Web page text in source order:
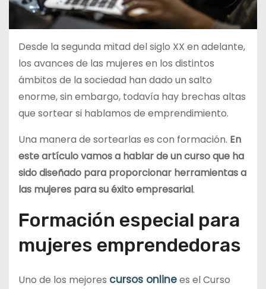
Desde la segunda mitad del siglo XX en adelante,
los avances de las mujeres en los distintos
ámbitos de la sociedad han dado un salto
enorme, sin embargo, todavía hay brechas altas
que sortear si hablamos de emprendimiento.
Una manera de sortearlas es con formación. En
este artículo vamos a hablar de un curso que ha
sido diseñado para proporcionar herramientas a
las mujeres para su éxito empresarial.
Formación especial para
mujeres emprendedoras
Uno de los mejores cursos onlinees el Curso